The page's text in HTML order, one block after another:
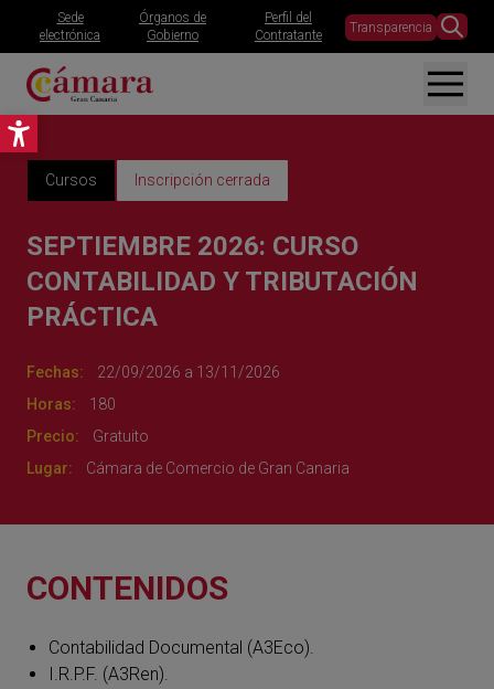
Abrir barra de herramientas
Sede
electrónica
Órganos de
Gobierno
Perfil del
Contratante
Transparencia
Cursos Inscripción cerrada
SEPTIEMBRE 2026: CURSO
CONTABILIDAD Y TRIBUTACIÓN
PRÁCTICA
Fechas:
22/09/2026 a 13/11/2026
Horas:
180
Precio:
Gratuito
Lugar:
Cámara de Comercio de Gran Canaria
CONTENIDOS
Contabilidad Documental (A3Eco).
I.R.P.F. (A3Ren).